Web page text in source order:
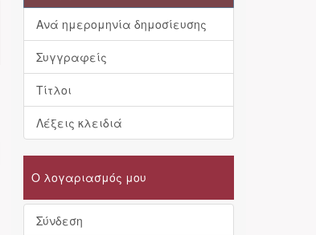
Ανά ημερομηνία δημοσίευσης
Συγγραφείς
Τίτλοι
Λέξεις κλειδιά
Ο λογαριασμός μου
Σύνδεση